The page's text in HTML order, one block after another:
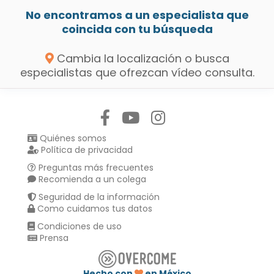
No encontramos a un especialista que
coincida con tu búsqueda
Cambia la localización o busca
especialistas que ofrezcan vídeo consulta.
Quiénes somos
Política de privacidad
Preguntas más frecuentes
Recomienda a un colega
Seguridad de la información
Como cuidamos tus datos
Condiciones de uso
Prensa